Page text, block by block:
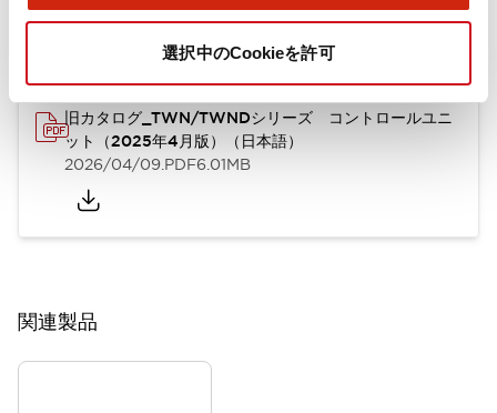
選択中のCookieを許可
カタログ CAD 規格・認証 技術文書
旧カタログ_TWN/TWNDシリーズ コントロールユニ
ット（2025年4月版）（日本語）
2026/04/09.PDF6.01MB
関連製品